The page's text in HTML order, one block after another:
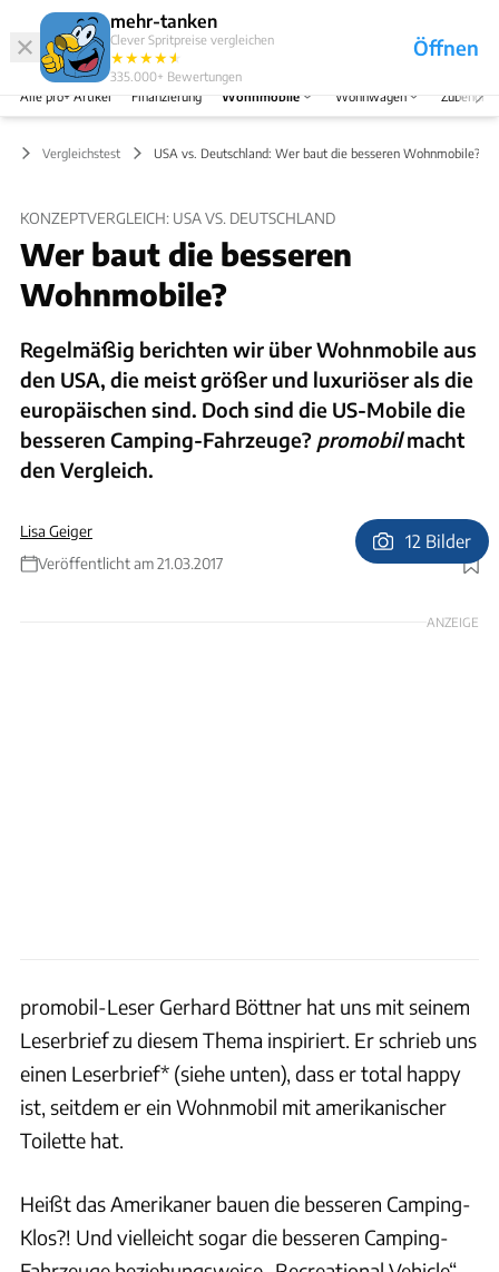
mehr-tanken
Clever Spritpreise vergleichen
★★★★★
★
335.000+ Bewertungen
Öffnen
Abo
Abo
Menü
Alle pro+ Artikel Finanzierung Wohnmobile Wohnwagen Zubehör
Vergleichstest USA vs. Deutschland: Wer baut die besseren Wohnmobile?
KONZEPTVERGLEICH: USA VS. DEUTSCHLAND
Wer baut die besseren
Wohnmobile?
Regelmäßig berichten wir über Wohnmobile aus
den USA, die meist größer und luxuriöser als die
europäischen sind. Doch sind die US-Mobile die
besseren Camping-Fahrzeuge? promobilmacht
den Vergleich.
Lisa Geiger
Veröffentlicht am 21.03.2017
Foto: Ulrich Kohstall
12 Bilder
ANZEIGE
promobil-Leser Gerhard Böttner hat uns mit seinem
Leserbrief zu diesem Thema inspiriert. Er schrieb uns
einen Leserbrief* (siehe unten), dass er total happy
ist, seitdem er ein Wohnmobil mit amerikanischer
Toilette hat.
Heißt das Amerikaner bauen die besseren Camping-
Klos?! Und vielleicht sogar die besseren Camping-